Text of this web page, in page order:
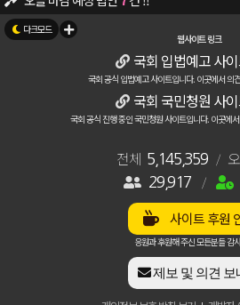
뉴스/소식 - 대입시로 고교 때부터 각성제복
자유게시판 - 🚨 국회 입법예정법안 관련 긴급
명의 애국자가 가입하여 활동중입니다.
자유게시판 - 입법예고관련 추가 공지 안내[7]
건의 주요 청원이 진행중입니다. [청원확인하기]
자유게시판 - 이걸 뭐라해야 되지?
입법/청원 - 한성숙 국무총리 청원[1]
웹사이트 링크
국회 입법예고 사
국회 공식 입법예고 사이트입니다. 이곳에서 의
국회 국민청원 사
국회 공식 진행 중인 국민청원 사이트입니다. 이곳에
전체 5,145,359 /오
29,917
/
사이트 후원
응원과 후원해 주신 모든분들 감
제보 및 의견 보